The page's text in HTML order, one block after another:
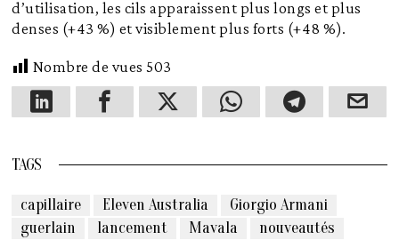
d’utilisation, les cils apparaissent plus longs et plus
denses (+43 %) et visiblement plus forts (+48 %).
Nombre de vues 503
TAGS
capillaire Eleven Australia
Giorgio Armani
guerlain
lancement Mavala
nouveautés